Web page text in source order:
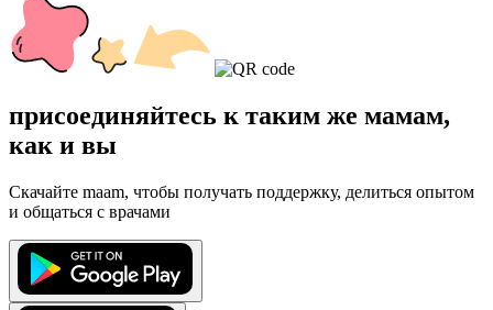
присоединяйтесь к таким же мамам,
как и вы
Скачайте maam, чтобы получать поддержку, делиться опытом
и общаться с врачами